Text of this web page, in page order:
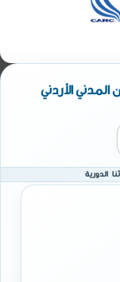
الأردني
الدورية